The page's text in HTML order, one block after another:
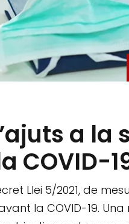
a la
COVID-
Llei 5/2021, de
la COVID-19. Una